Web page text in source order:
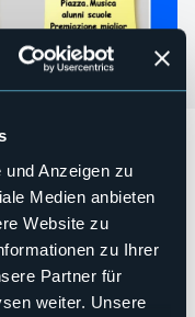
Anzeigen zu
Medien anbieten
Website zu
zu Ihrer
Partner für
weiter. Unsere
ore 10:00
sul Lago.